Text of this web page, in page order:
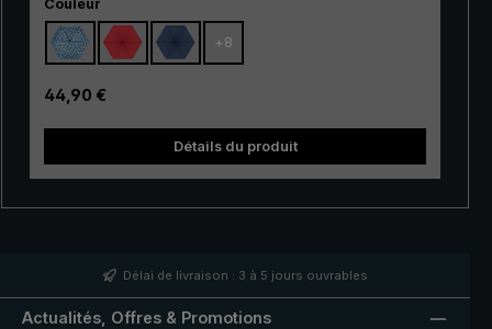
de verre rendent le « Dainty automatic » extrêmement
résistant. Grâce à son mécanisme
d'ouverture/fermeture automatique pratique, ce
parapluie de poche est de plus très facile à utiliser. Il
suffit d'appuyer sur un bouton pour ouvrir et refermer la
couverture du parapluie très rapidement en cas
d'averse qui s'annonce.
Couleur
+ 8
Prix régulier :
44,90 €
Détails du produit
Délai de livraison : 3 à 5 jours ouvrables
Actualités, Offres & Promotions